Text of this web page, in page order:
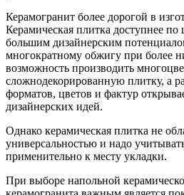
Керамогранит более дорогой в
Керамическая плитка доступнее по
большим дизайнерским
многократному обжигу при более
возможность производить
сложнодекорированную плитку, а
форматов, цветов и фактур
дизайнерских идей.
Однако керамическая плитка не
универсальностью и надо
применительно к месту укладки.
При выборе напольной